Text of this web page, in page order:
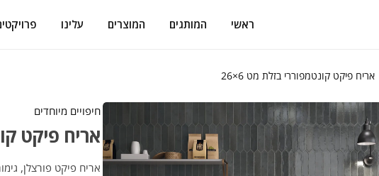
ראשי המותגים המוצרים עלינו
אריח פיקט קונטמפוררי בזלת מט 6×26
חיפויים מיוחדים
אריח פיקט
אריח פיקט פורצלן,